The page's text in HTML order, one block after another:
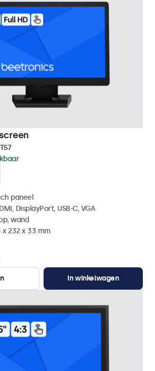
paneel
DisplayPort, USB-C, VGA
wand
232 x 33 mm
In winkelwagen